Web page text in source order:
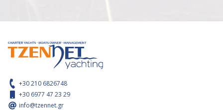
+30 210 6826748
+30 6977 47 23 29
info@tzennet.gr